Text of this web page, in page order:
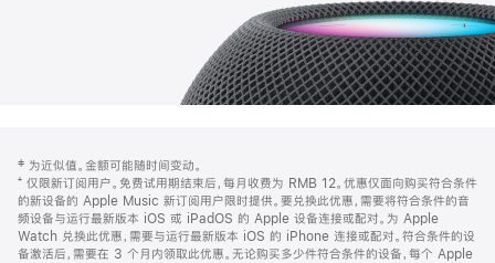
页
页
脚
注
‡ 为近似值。金额可能随时间变动。
⁺ 仅限新订阅用户。免费试用期结束后，每月收费为 RMB 12。优惠仅面向购买符合条件
的新设备的 Apple Music 新订阅用户限时提供。要兑换此优惠，需要将符合条件的音
频设备与运行最新版本 iOS 或 iPadOS 的 Apple 设备连接或配对。为 Apple
Watch 兑换此优惠，需要与运行最新版本 iOS 的 iPhone 连接或配对。符合条件的设
备激活后，需要在 3 个月内领取此优惠。无论购买多少件符合条件的设备，每个 Apple